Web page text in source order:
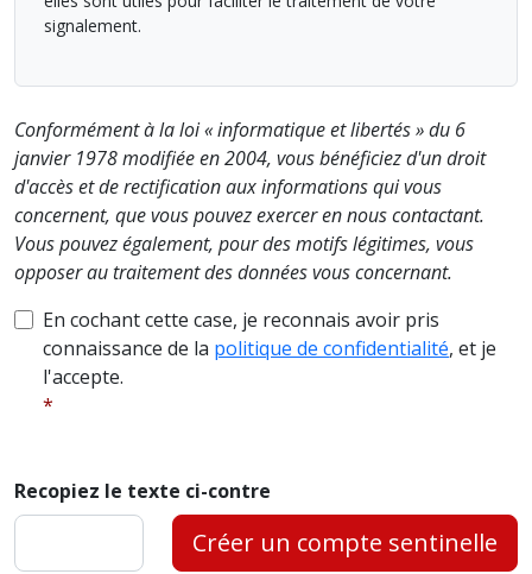
signalement.
Conformément à la loi « informatique et libertés » du 6
janvier 1978 modifiée en 2004, vous bénéficiez d'un droit
d'accès et de rectification aux informations qui vous
concernent, que vous pouvez exercer en nous contactant.
Vous pouvez également, pour des motifs légitimes, vous
opposer au traitement des données vous concernant.
En cochant cette case, je reconnais avoir pris
connaissance de la politique de confidentialité, et je
l'accepte.
Recopiez le texte ci-contre
Créer un compte sentinelle